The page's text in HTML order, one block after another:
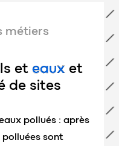
métiers
et eaux et
de sites
pollués : après
sont